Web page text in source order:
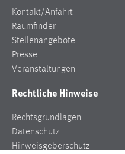
Kontakt/Anfahrt
Raumfinder
Stellenangebote
Presse
Veranstaltungen
Rechtliche Hinweise
Rechtsgrundlagen
Datenschutz
Hinweisgeberschutz
Sie tun dies, indem sie
hinweg verfolgen.
_gcl_au
Anbieter:
Google Ireland Limited